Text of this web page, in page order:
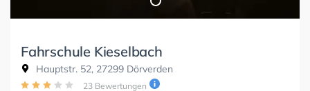
Fahrschule Kieselbach
Hauptstr. 52, 27299 Dörverden
23 Bewertungen